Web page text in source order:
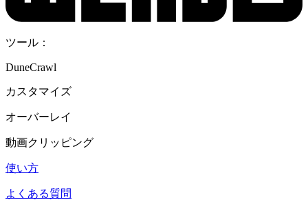
ツール：
DuneCrawl
カスタマイズ
オーバーレイ
動画クリッピング
使い方
よくある質問